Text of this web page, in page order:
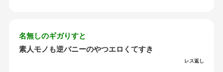
名無しのギガりすと
素人モノも逆バニーのやつエロくてすき
レス返し